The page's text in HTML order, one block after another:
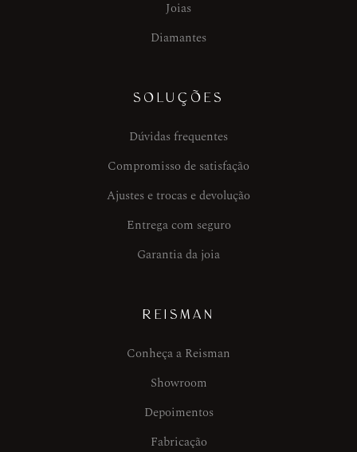
Joias
Diamantes
SOLUÇÕES
Dúvidas frequentes
Compromisso de satisfação
Ajustes e trocas e devolução
Entrega com seguro
Garantia da joia
REISMAN
Conheça a Reisman
Showroom
Depoimentos
Fabricação